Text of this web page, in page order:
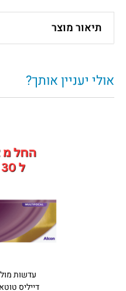
תיאור מוצר
אולי יעניין אותך?
עדשות
דייליס טוטאל 1